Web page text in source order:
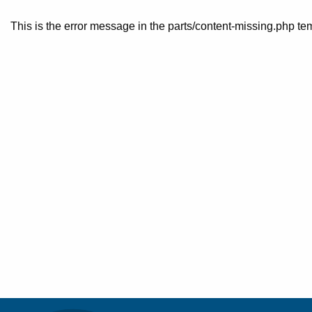
This is the error message in the parts/content-missing.php